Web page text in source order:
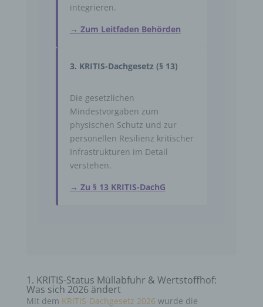
integrieren.
→ Zum Leitfaden Behörden
3. KRITIS-Dachgesetz (§ 13)
Die gesetzlichen
Mindestvorgaben zum
physischen Schutz und zur
personellen Resilienz kritischer
Infrastrukturen im Detail
verstehen.
→ Zu § 13 KRITIS-DachG
1. KRITIS-Status Müllabfuhr & Wertstoffhof:
Was sich 2026 ändert
Mit dem KRITIS-Dachgesetz 2026 wurde die